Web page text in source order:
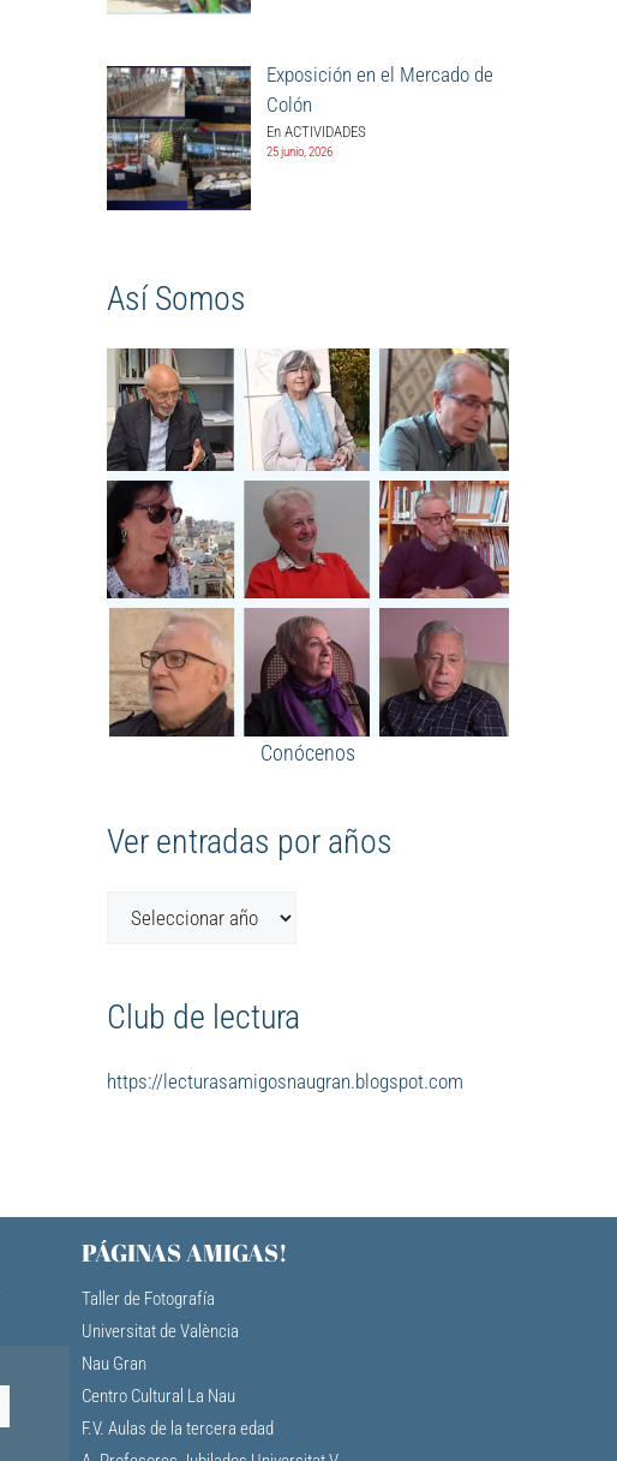
Exposición en el Mercado de
Colón
En ACTIVIDADES
25 junio, 2026
Así Somos
Conócenos
Ver entradas por años
Club de lectura
https://lecturasamigosnaugran.blogspot.com
PÁGINAS AMIGAS!
Taller de Fotografía
Universitat de València
Nau Gran
Centro Cultural La Nau
F.V. Aulas de la tercera edad